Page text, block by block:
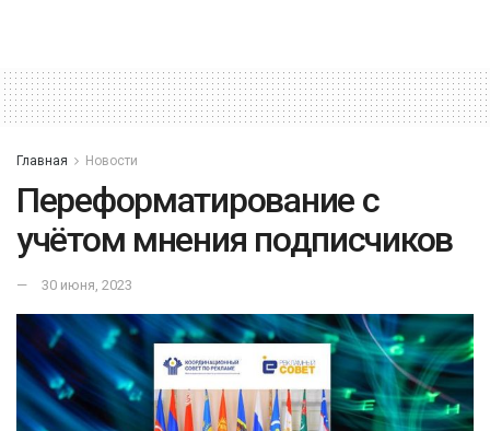
Главная Новости
Переформатирование с
учётом мнения подписчиков
30 июня, 2023